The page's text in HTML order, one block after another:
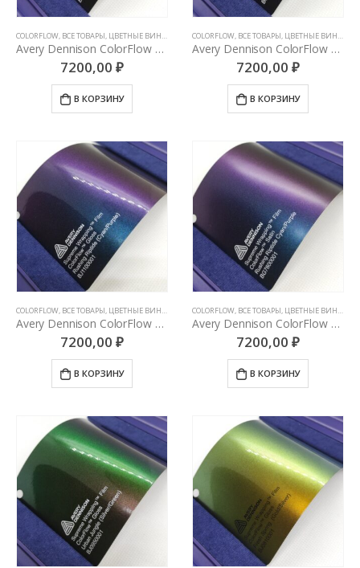
COLORFLOW, ВСЕ ТОВАРЫ, ЦВЕТНЫЕ ВИНИЛОВЫЕ ПЛЕНКИ
Avery Dennison ColorFlow Roaring Thunder Gloss (Blue/Red)
7200,00 ₽
В КОРЗИНУ
COLORFLOW, ВСЕ ТОВАРЫ, ЦВЕТНЫЕ ВИНИЛОВЫЕ ПЛЕНКИ
Avery Dennison ColorFlow Roaring Thunder Satin (Blue/Red)
7200,00 ₽
В КОРЗИНУ
COLORFLOW, ВСЕ ТОВАРЫ, ЦВЕТНЫЕ ВИНИЛОВЫЕ ПЛЕНКИ
Avery Dennison ColorFlow Rushing Riptide Gloss (Cayn/Purple)
7200,00 ₽
В КОРЗИНУ
COLORFLOW, ВСЕ ТОВАРЫ, ЦВЕТНЫЕ ВИНИЛОВЫЕ ПЛЕНКИ
Avery Dennison ColorFlow Rushing Riptide Satin (Cayn/Purple)
7200,00 ₽
В КОРЗИНУ